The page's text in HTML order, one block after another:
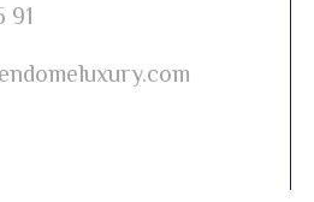
91